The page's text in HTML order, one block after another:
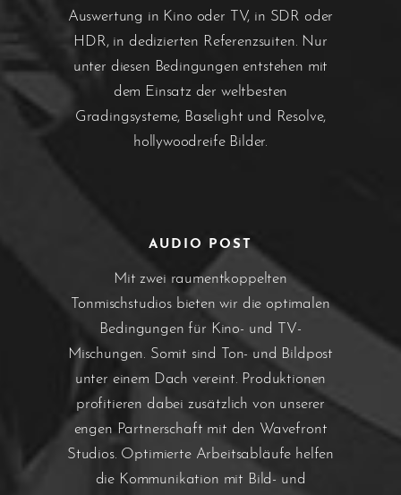
Auswertung in Kino oder TV, in SDR oder
HDR, in dedizierten Referenzsuiten. Nur
unter diesen Bedingungen entstehen mit
dem Einsatz der weltbesten
Gradingsysteme, Baselight und Resolve,
hollywoodreife Bilder.
AUDIO POST
Mit zwei raumentkoppelten
Tonmischstudios bieten wir die optimalen
Bedingungen für Kino- und TV-
Mischungen. Somit sind Ton- und Bildpost
unter einem Dach vereint. Produktionen
profitieren dabei zusätzlich von unserer
engen Partnerschaft mit den Wavefront
Studios. Optimierte Arbeitsabläufe helfen
die Kommunikation mit Bild- und